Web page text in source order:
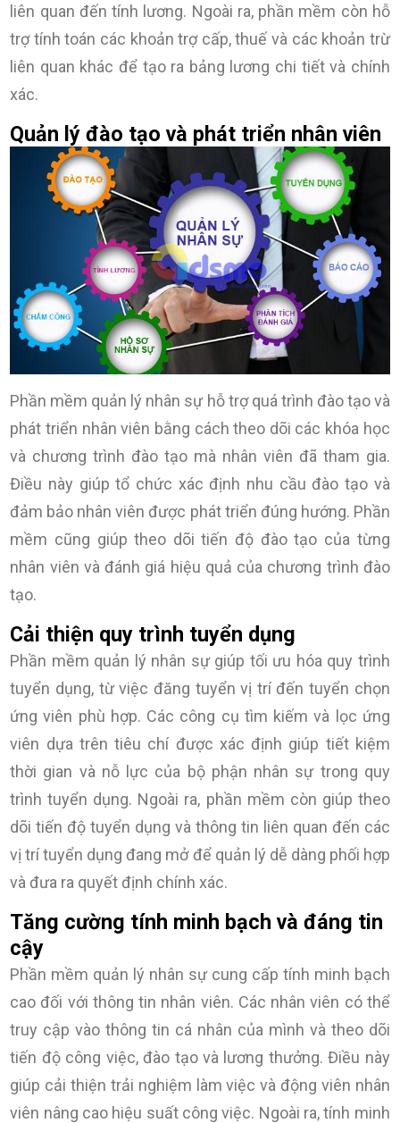
liên quan đến tính lương. Ngoài ra, phần mềm còn hỗ
trợ tính toán các khoản trợ cấp, thuế và các khoản trừ
liên quan khác để tạo ra bảng lương chi tiết và chính
xác.
Quản lý đào tạo và phát triển nhân viên
Phần mềm quản lý nhân sự hỗ trợ quá trình đào tạo và
phát triển nhân viên bằng cách theo dõi các khóa học
và chương trình đào tạo mà nhân viên đã tham gia.
Điều này giúp tổ chức xác định nhu cầu đào tạo và
đảm bảo nhân viên được phát triển đúng hướng. Phần
mềm cũng giúp theo dõi tiến độ đào tạo của từng
nhân viên và đánh giá hiệu quả của chương trình đào
tạo.
Cải thiện quy trình tuyển dụng
Phần mềm quản lý nhân sự giúp tối ưu hóa quy trình
tuyển dụng, từ việc đăng tuyển vị trí đến tuyển chọn
ứng viên phù hợp. Các công cụ tìm kiếm và lọc ứng
viên dựa trên tiêu chí được xác định giúp tiết kiệm
thời gian và nỗ lực của bộ phận nhân sự trong quy
trình tuyển dụng. Ngoài ra, phần mềm còn giúp theo
dõi tiến độ tuyển dụng và thông tin liên quan đến các
vị trí tuyển dụng đang mở để quản lý dễ dàng phối hợp
và đưa ra quyết định chính xác.
Tăng cường tính minh bạch và đáng tin
cậy
Phần mềm quản lý nhân sự cung cấp tính minh bạch
cao đối với thông tin nhân viên. Các nhân viên có thể
truy cập vào thông tin cá nhân của mình và theo dõi
tiến độ công việc, đào tạo và lương thưởng. Điều này
giúp cải thiện trải nghiệm làm việc và động viên nhân
viên nâng cao hiệu suất công việc. Ngoài ra, tính minh